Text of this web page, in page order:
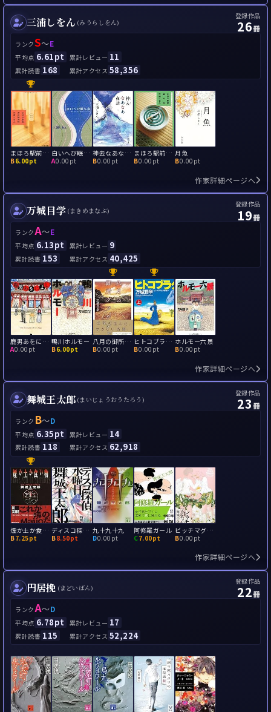
三浦しをん (みうらしをん)
登録作品
26冊
ランクS～E
平均点 6.61pt 累計レビュー 11
累計読書 168 累計アクセス 58,356
まほろ駅前多田便利軒
B6.00pt
白いへび眠る島
A0.00pt
神去なあなあ夜話
B0.00pt
まほろ駅前番外地
B0.00pt
月魚
B0.00pt
作家詳細ページへ
万城目学 (まきめまなぶ)
登録作品
19冊
ランクA～E
平均点 6.13pt 累計レビュー 9
累計読書 153 累計アクセス 40,425
鹿男あをによし
A0.00pt
鴨川ホルモー
B6.00pt
八月の御所グラウンド
B0.00pt
ヒトコブラクダ層戦争(ヒトコブラクダ層ぜっと)
B0.00pt
ホルモー六景
B0.00pt
作家詳細ページへ
舞城王太郎 (まいじょうおうたろう)
登録作品
23冊
ランク B～D
平均点 6.35pt 累計レビュー 14
累計読書 118 累計アクセス 62,918
煙か土か食い物
B7.25pt
ディスコ探偵水曜日
B8.50pt
九十九十九
D0.00pt
阿修羅ガール
C7.00pt
ビッチマグネット
B0.00pt
作家詳細ページへ
円居挽 (まどいばん)
登録作品
22冊
ランクA～D
平均点 6.78pt 累計レビュー 17
累計読書 115 累計アクセス 52,224